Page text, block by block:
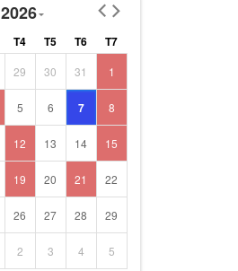
2026
T4 T5 T6 T7
29 30 31 1
5 6 7 8
12 13 14 15
19 20 21 22
26 27 28 29
2 3 4 5